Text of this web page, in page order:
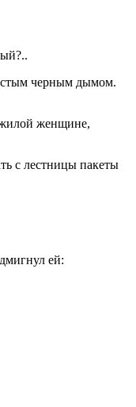
черным дымом.
женщине,
с лестницы пакеты
ей: